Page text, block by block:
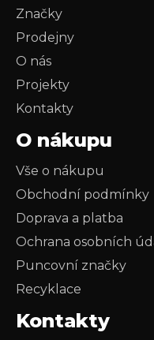
Značky
Prodejny
O nás
Projekty
Kontakty
O nákupu
Vše o nákupu
Obchodní podmínky
Doprava a platba
Ochrana osobních
Puncovní značky
Recyklace
Kontakty